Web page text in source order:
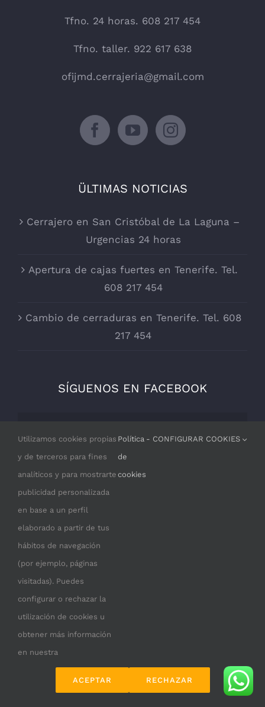
Tfno. 24 horas. 608 217 454
Tfno. taller. 922 617 638
ofijmd.cerrajeria@gmail.com
ÜLTIMAS NOTICIAS
Cerrajero en San Cristóbal de La Laguna –
Urgencias 24 horas
Apertura de cajas fuertes en Tenerife. Tel.
608 217 454
Cambio de cerraduras en Tenerife. Tel. 608
217 454
SÍGUENOS EN FACEBOOK
Por razones de privacidad Facebook
necesita tu permiso para cargarse.
© Copyright 2019 -
legal|Política de privacidad
Diseño deImagenia
Utilizamos cookies propias
y de terceros para fines
analíticos y para mostrarte
publicidad personalizada
en base a un perfil
elaborado a partir de tus
hábitos de navegación
(por ejemplo, páginas
visitadas). Puedes
configurar o rechazar la
utilización de cookies u
obtener más información
en nuestra
Política
de
cookies
- CONFIGURAR COOKIES
ACEPTAR RECHAZAR